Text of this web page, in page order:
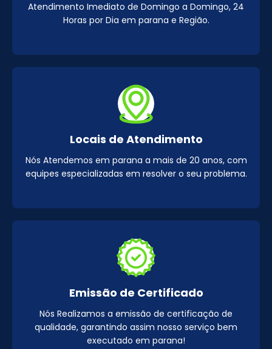
Atendimento Imediato de Domingo a Domingo, 24
Horas por Dia em parana e Região.
Locais de Atendimento
Nós Atendemos em parana a mais de 20 anos, com
equipes especializadas em resolver o seu problema.
Emissão de Certificado
Nós Realizamos a emissão de certificação de
qualidade, garantindo assim nosso serviço bem
executado em parana!